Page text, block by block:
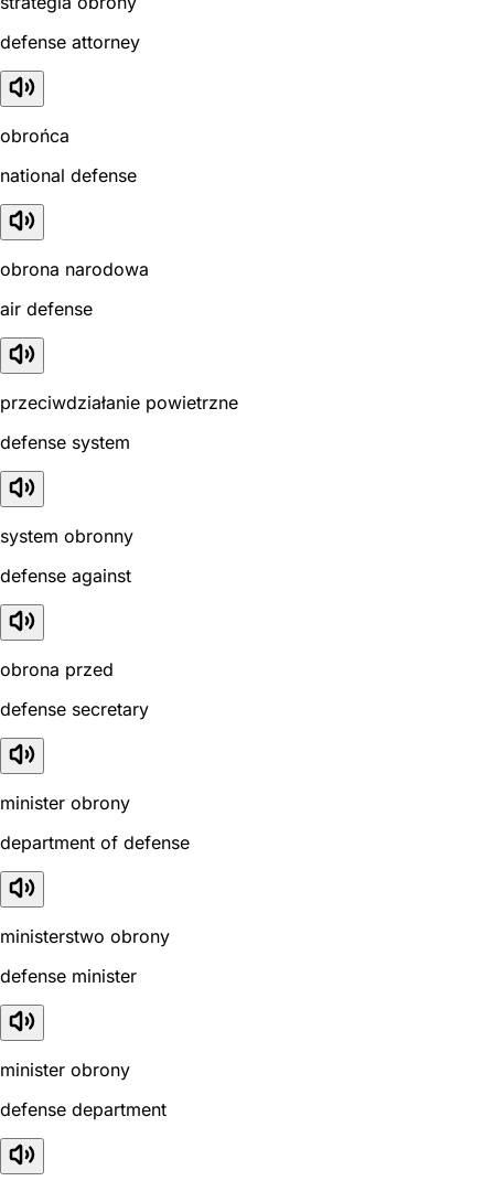
defense attorney
obrońca
national defense
obrona narodowa
air defense
przeciwdziałanie powietrzne
defense system
system obronny
defense against
obrona przed
defense secretary
minister obrony
department of defense
ministerstwo obrony
defense minister
minister obrony
defense department